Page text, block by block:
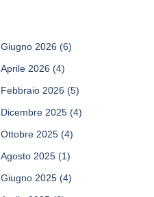
Giugno 2026 (6)
Aprile 2026 (4)
Febbraio 2026 (5)
Dicembre 2025 (4)
Ottobre 2025 (4)
Agosto 2025 (1)
Giugno 2025 (4)